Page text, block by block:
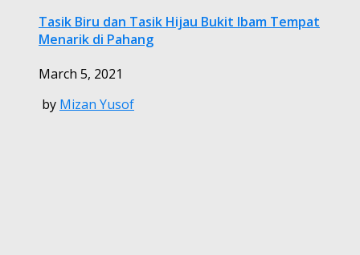
Tasik Biru dan Tasik Hijau Bukit Ibam Tempat
Menarik di Pahang
March 5, 2021
by Mizan Yusof